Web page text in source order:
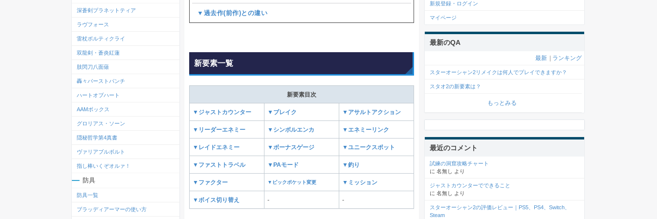
▼過去作(前作)との違い
新要素一覧
新要素目次
▼ジャストカウンター ▼ブレイク ▼アサルトアクション
▼リーダーエネミー ▼シンボルエンカ ▼エネミーリンク
▼レイドエネミー ▼ボーナスゲージ ▼ユニークスポット
▼ファストトラベル ▼PAモード ▼釣り
▼ファクター ▼ピックポケット変更 ▼ミッション
▼ボイス切り替え - -
深蒼剣プラネットティア
ラヴフォース
雷杖ボルティクライ
双龍剣・蒼炎紅蓮
肢閃刀八面薙
轟々バーストパンチ
ハートオブハート
AAMボックス
グロリアス・ソーン
隠秘哲学第4真書
ヴァリアブルボルト
指し棒いくぞオルァ！
防具
防具一覧
ブラッディアーマーの使い方
新規登録・ログイン
マイページ
最新のQA
最新 ランキング
スターオーシャン2リメイクは何人でプレイできますか？
スタオ2の新要素は？
もっとみる
最近のコメント
試練の洞窟攻略チャート
に 名無し より
ジャストカウンターでできること
に 名無し より
スターオーシャン2の評価レビュー｜PS5、PS4、Switch、
Steam